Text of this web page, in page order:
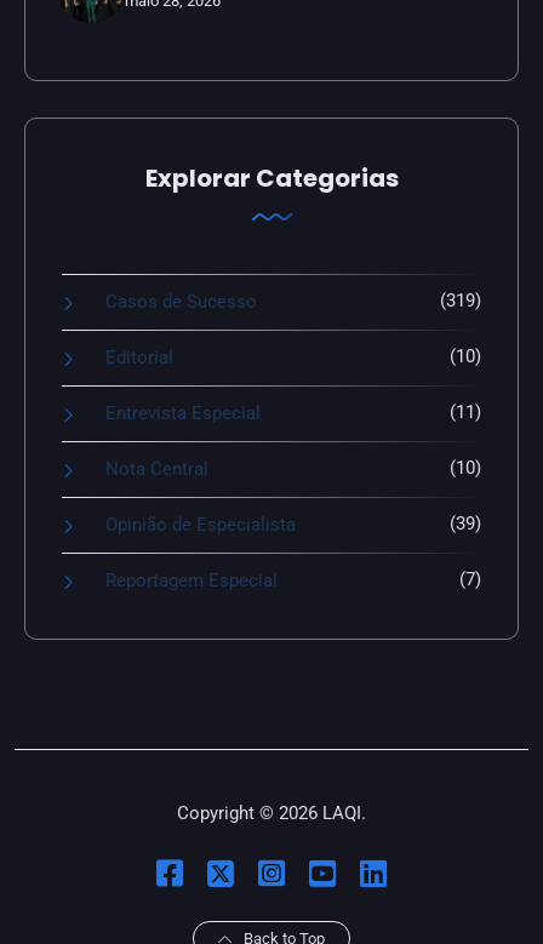
Explorar Categorias
Casos de Sucesso (319)
Editorial (10)
Entrevista Especial (11)
Nota Central (10)
Opinião de Especialista (39)
Reportagem Especial (7)
Copyright © 2026 LAQI.
Back to Top